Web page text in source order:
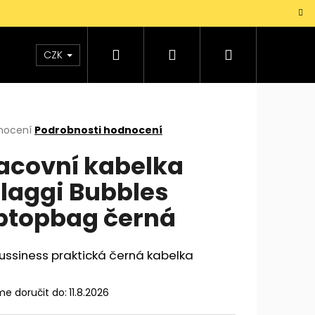
VŮNĚ DOPLŇKY
CZK Hledat PřihlášeníNákupní
Podrobnosti hodnocení
kabelka
Bubbles
černá
praktická černá kabelka
doručit do: 11.8.2026